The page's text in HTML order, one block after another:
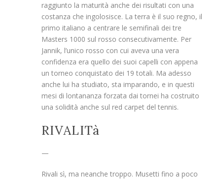
raggiunto la maturità anche dei risultati con una
costanza che ingolosisce. La terra è il suo regno, il
primo italiano a centrare le semifinali dei tre
Masters 1000 sul rosso consecutivamente. Per
Jannik, l’unico rosso con cui aveva una vera
confidenza era quello dei suoi capelli con appena
un torneo conquistato dei 19 totali. Ma adesso
anche lui ha studiato, sta imparando, e in questi
mesi di lontananza forzata dai tornei ha costruito
una solidità anche sul red carpet del tennis.
RIVALITà
—
Rivali sì, ma neanche troppo. Musetti fino a poco